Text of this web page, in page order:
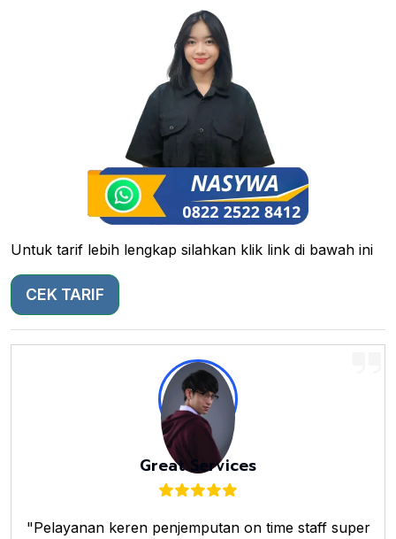
Untuk tarif lebih lengkap silahkan klik link di bawah ini
CEK TARIF
Great Services
"Pelayanan keren penjemputan on time staff super